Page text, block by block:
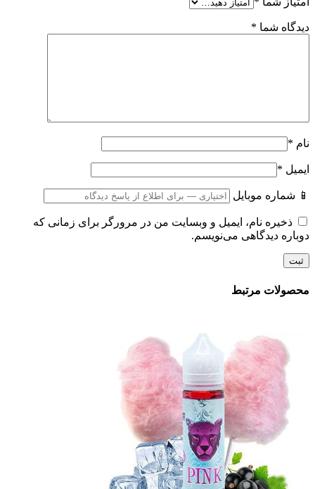
دیدگاه شما *
نام *
ایمیل *
📱 شماره موبایل
ذخیره نام، ایمیل و وبسایت من در مرورگر برای زمانی که
دوباره دیدگاهی می‌نویسم.
محصولات مرتبط